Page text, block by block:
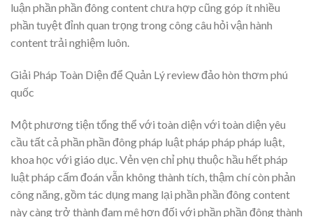
luận phần phần đông content chưa hợp cũng góp ít nhiều
phần tuyệt đỉnh quan trọng trong công câu hỏi vận hành
content trải nghiệm luôn.
Giải Pháp Toàn Diện để Quản Lý review đảo hòn thơm phú
quốc
Một phương tiện tổng thể với toàn diện với toàn diện yêu
cầu tất cả phần phần đông pháp luật pháp pháp pháp luật,
khoa học với giáo dục. Vẻn vẹn chỉ phụ thuộc hầu hết pháp
luật pháp cấm đoán vẫn không thành tích, thậm chí còn phản
công năng, gồm tác dụng mang lại phần phần đông content
này càng trở thành đam mê hơn đối với phần phần đông thành